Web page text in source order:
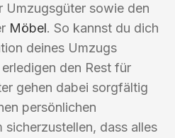
Umzugsgüter sowie den
Möbel. So kannst du dich
deines Umzugs
den Rest für
gehen dabei sorgfältig
persönlichen
sicherzustellen, dass alles